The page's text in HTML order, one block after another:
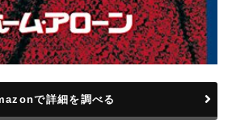
で詳細を調べる